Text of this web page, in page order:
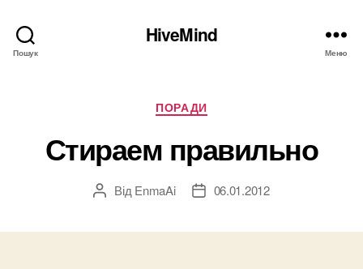
Пошук
HiveMind
Меню
Категорії
ПОРАДИ
Стираем правильно
Автор
Від EnmaAi
Дата06.01.2012